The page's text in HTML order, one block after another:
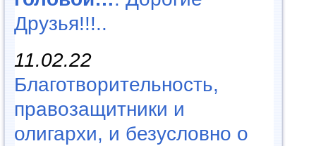
Друзья!!!..
11.02.22
Благотворительность,
правозащитники и
олигархи, и безусловно о